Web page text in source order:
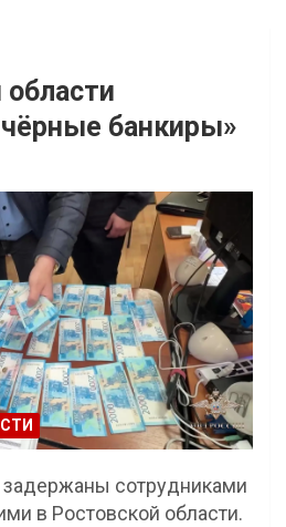
области
банкиры»
сотрудниками
в Ростовской области.